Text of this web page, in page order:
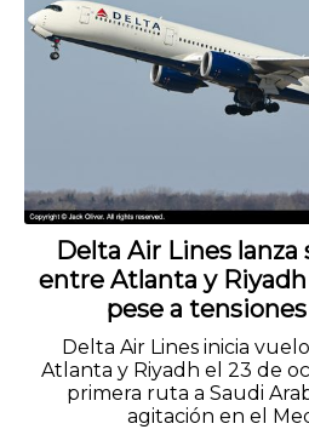
Delta Air Lines
entre Atlanta y
pese a
Delta Air Lines inicia
Atlanta y Riyadh el 23 de
primera ruta a Saudi
agitación en el